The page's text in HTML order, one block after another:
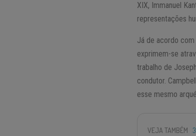
XIX, Immanuel
representações
Já de acordo
exprimem-se
trabalho de
condutor.
esse mesmo
VEJA TAMBÉM